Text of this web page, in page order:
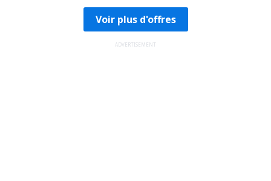
Voir plus d'offres
ADVERTISEMENT